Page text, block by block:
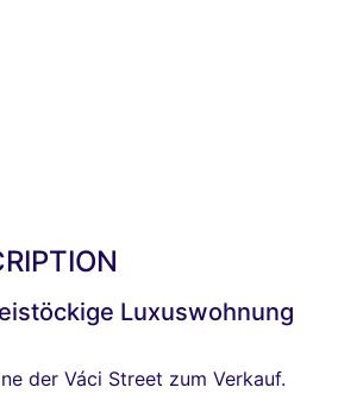
Luxuswohnung
der Váci Street zum Verkauf.